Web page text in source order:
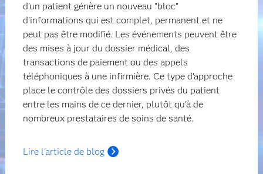
d'un patient génère un nouveau "bloc"
d'informations qui est complet, permanent et ne
peut pas être modifié. Les événements peuvent être
des mises à jour du dossier médical, des
transactions de paiement ou des appels
téléphoniques à une infirmière. Ce type d'approche
place le contrôle des dossiers privés du patient
entre les mains de ce dernier, plutôt qu'à de
nombreux prestataires de soins de santé.
Lire l'article de blog